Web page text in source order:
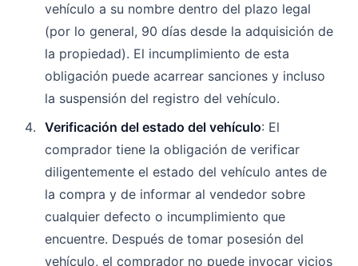
vehículo a su nombre dentro del plazo legal
(por lo general, 90 días desde la adquisición de
la propiedad). El incumplimiento de esta
obligación puede acarrear sanciones y incluso
la suspensión del registro del vehículo.
Verificación del estado del vehículo: El
comprador tiene la obligación de verificar
diligentemente el estado del vehículo antes de
la compra y de informar al vendedor sobre
cualquier defecto o incumplimiento que
encuentre. Después de tomar posesión del
vehículo, el comprador no puede invocar vicios